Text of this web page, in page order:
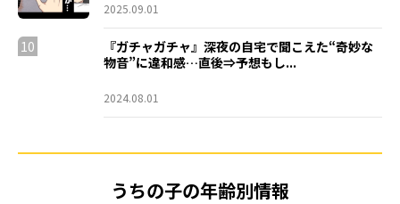
2025.09.01
10
『ガチャガチャ』深夜の自宅で聞こえた“奇妙な
物音”に違和感…直後⇒予想もし...
2024.08.01
うちの子の年齢別情報